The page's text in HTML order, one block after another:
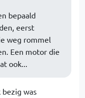
bepaald
eerst
weg rommel
Een motor die
ook...
bezig was